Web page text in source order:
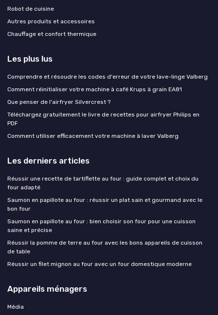
Robot de cuisine
Autres produits et accessoires
Chauffage et confort thermique
Les plus lus
Comprendre et résoudre les codes d'erreur de votre lave-linge Valberg
Comment réinitialiser votre machine à café Krups à grain EA81
Que penser de l'airfryer Silvercrest ?
Téléchargez gratuitement le livre de recettes pour airfryer Philips en
PDF
Comment utiliser efficacement votre machine à laver Valberg
Les derniers articles
Réussir une recette de tartiflette au four : guide complet et choix du
four adapté
Saumon en papillote au four : réussir un plat sain et gourmand avec le
bon four
Saumon en papillote au four : bien choisir son four pour une cuisson
saine et précise
Réussir la pomme de terre au four avec les bons appareils de cuisson
de table
Réussir un filet mignon au four avec un four domestique moderne
Appareils ménagers
Média